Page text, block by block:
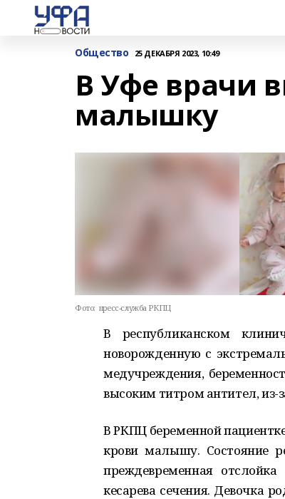
Общество 25 ДЕКАБРЯ 2023, 10:49
В Уфе врачи
малышку
Фото: пресс-служба РКПЦ
В республиканском
новорожденную с
медучреждения,
высоким титром антител, из-
В РКПЦ беременной
крови малышу. Состояние
преждевременная
кесарева сечения. Девочка